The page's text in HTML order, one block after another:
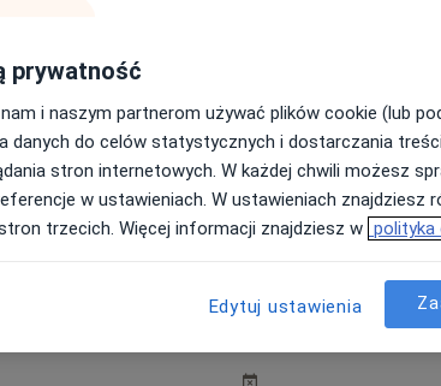
Jutro Ndz, Pon,
10 Sie
prywatność
i naszym partnerom używać plików cookie (lub
danych do celów statystycznych i dostarczania
stron internetowych. W każdej chwili możesz
w ustawieniach. W ustawieniach znajdziesz
trzecich. Więcej informacji znajdziesz w polityka
Edytuj ustawienia